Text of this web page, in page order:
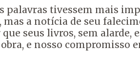
palavras tivessem mais
a notícia de seu
seus livros, sem alarde,
e nosso compromisso